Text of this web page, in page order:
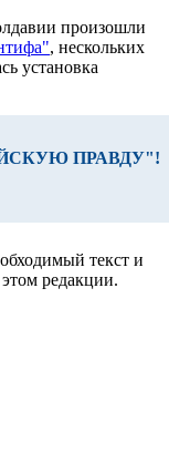
произошли
, нескольких
установка
ПРАВДУ"!
текст и
редакции.